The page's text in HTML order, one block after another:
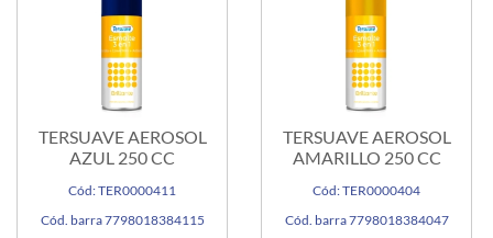
TERSUAVE AEROSOL
AZUL 250 CC
Cód: TER0000411
Cód. barra 7798018384115
TERSUAVE AEROSOL
AMARILLO 250 CC
Cód: TER0000404
Cód. barra 7798018384047